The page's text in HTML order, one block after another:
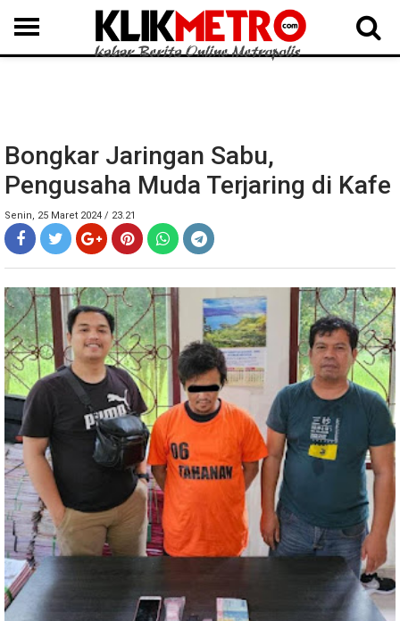
MEDAN LANGKAT DAIRI SAMOSIR TAPUT BATUBARA DELISERDANG
Bongkar Jaringan Sabu,
Pengusaha Muda Terjaring di Kafe
Senin, 25 Maret 2024 / 23.21